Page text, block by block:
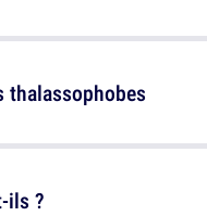
thalassophobes
ils ?